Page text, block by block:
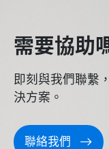
需要協助
即刻與我們聯繫
決方案。
聯絡我們